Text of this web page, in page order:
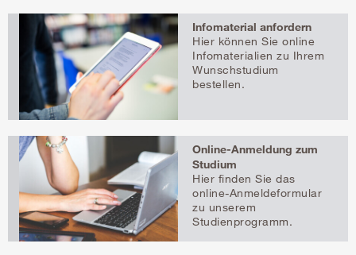
Infomaterial anfordern
Hier können Sie online
Infomaterialien zu Ihrem
Wunschstudium
bestellen.
Online-Anmeldung zum
Studium
Hier finden Sie das
online-Anmeldeformular
zu unserem
Studienprogramm.